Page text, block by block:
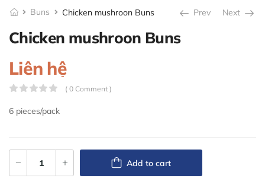
Buns Chicken mushroon Buns Prev Next
Chicken mushroon Buns
Liên hệ
( 0 Comment )
6 pieces/pack
Add to cart